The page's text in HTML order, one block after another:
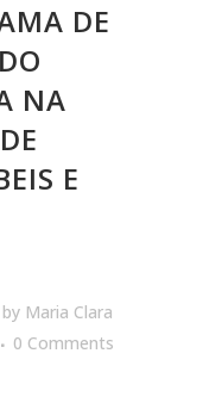
DE
NA
E
by Maria Clara
0 Comments